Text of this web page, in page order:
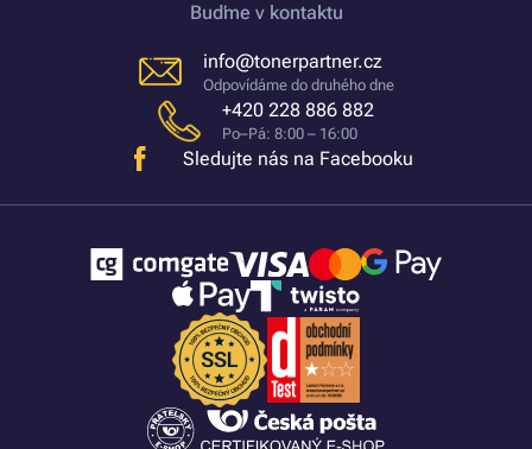
Buďme v kontaktu
info@tonerpartner.cz
Odpovídáme do druhého dne
+420 228 886 882
Po–Pá: 8:00 – 16:00
Sledujte nás na Facebooku